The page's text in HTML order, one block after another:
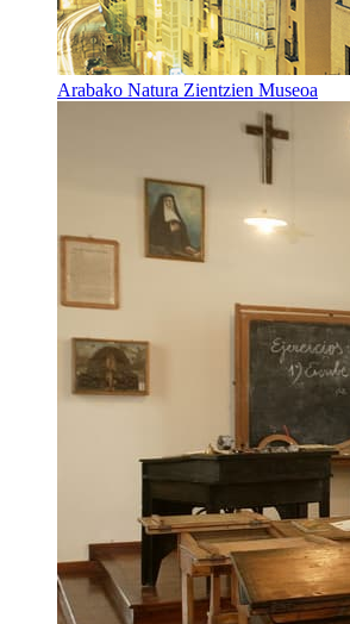
Arabako Natura Zientzien Museoa